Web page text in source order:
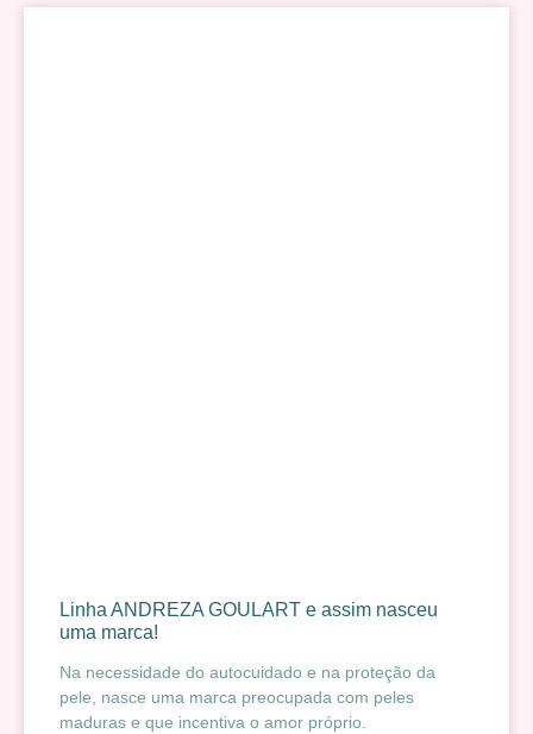
Linha ANDREZA GOULART e assim nasceu
uma marca!
Na necessidade do autocuidado e na proteção da
pele, nasce uma marca preocupada com peles
maduras e que incentiva o amor próprio.